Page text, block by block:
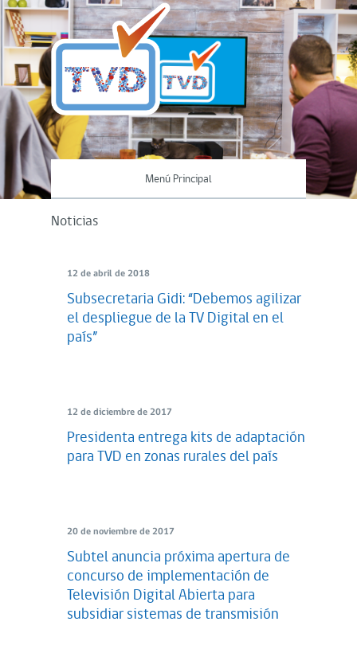
Menú Principal
Noticias
12 de abril de 2018
Subsecretaria Gidi: “Debemos agilizar
el despliegue de la TV Digital en el
país”
12 de diciembre de 2017
Presidenta entrega kits de adaptación
para TVD en zonas rurales del país
20 de noviembre de 2017
Subtel anuncia próxima apertura de
concurso de implementación de
Televisión Digital Abierta para
subsidiar sistemas de transmisión